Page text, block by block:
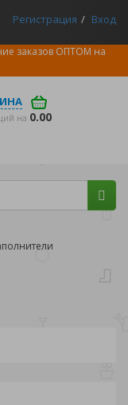
Регистрация Вход
заказов ОПТОМ на
на 0.00